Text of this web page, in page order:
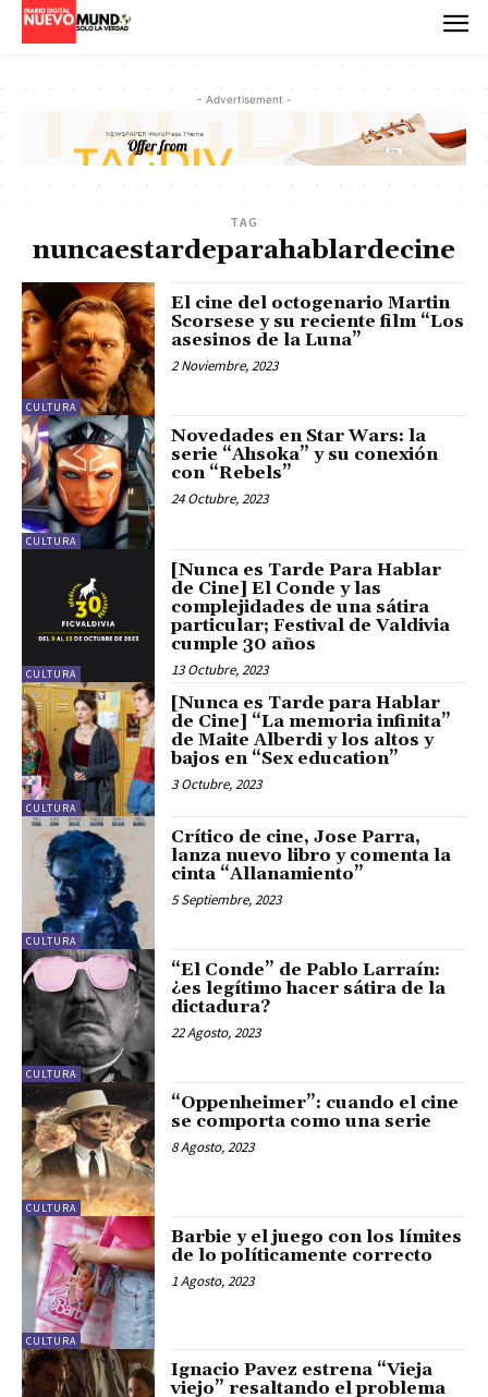
- Advertisement -
TAG
nuncaestardeparahablardecine
CULTURA
El cine del octogenario Martin
Scorsese y su reciente film “Los
asesinos de la Luna”
2 Noviembre, 2023
CULTURA
Novedades en Star Wars: la
serie “Ahsoka” y su conexión
con “Rebels”
24 Octubre, 2023
CULTURA
[Nunca es Tarde Para Hablar
de Cine] El Conde y las
complejidades de una sátira
particular; Festival de Valdivia
cumple 30 años
13 Octubre, 2023
CULTURA
[Nunca es Tarde para Hablar
de Cine] “La memoria infinita”
de Maite Alberdi y los altos y
bajos en “Sex education”
3 Octubre, 2023
CULTURA
Crítico de cine, Jose Parra,
lanza nuevo libro y comenta la
cinta “Allanamiento”
5 Septiembre, 2023
CULTURA
“El Conde” de Pablo Larraín:
¿es legítimo hacer sátira de la
dictadura?
22 Agosto, 2023
CULTURA
“Oppenheimer”: cuando el cine
se comporta como una serie
8 Agosto, 2023
CULTURA
Barbie y el juego con los límites
de lo políticamente correcto
1 Agosto, 2023
Ignacio Pavez estrena “Vieja
viejo” resaltando el problema